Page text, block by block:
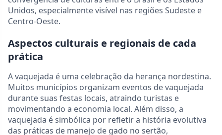
Unidos, especialmente visível nas regiões Sudeste e
Centro-Oeste.
Aspectos culturais e regionais de cada
prática
A vaquejada é uma celebração da herança nordestina.
Muitos municípios organizam eventos de vaquejada
durante suas festas locais, atraindo turistas e
movimentando a economia local. Além disso, a
vaquejada é simbólica por refletir a história evolutiva
das práticas de manejo de gado no sertão,